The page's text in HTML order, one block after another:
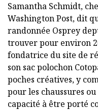
Samantha Schmidt,
Washington Post, dit
randonnée Osprey
trouver pour environ
fondatrice du site de
son sac polochon
poches créatives, y
pour les chaussures
capacité à être porté